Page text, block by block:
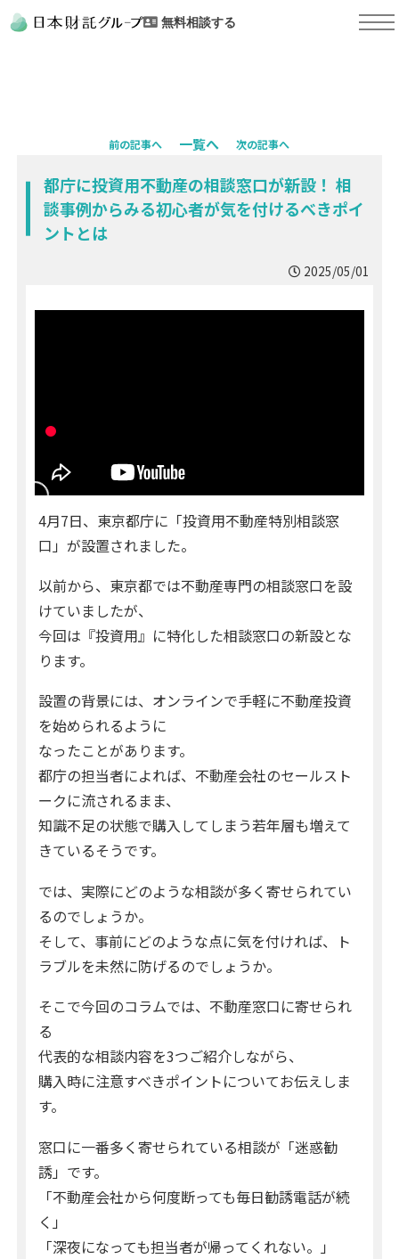
無料相談する
前の記事へ 一覧へ 次の記事へ
都庁に投資用不動産の相談窓口が新設！ 相
談事例からみる初心者が気を付けるべきポイ
ントとは
2025/05/01
4月7日、東京都庁に「投資用不動産特別相談窓
口」が設置されました。
以前から、東京都では不動産専門の相談窓口を設
けていましたが、
今回は『投資用』に特化した相談窓口の新設とな
ります。
設置の背景には、オンラインで手軽に不動産投資
を始められるように
なったことがあります。
都庁の担当者によれば、不動産会社のセールスト
ークに流されるまま、
知識不足の状態で購入してしまう若年層も増えて
きているそうです。
では、実際にどのような相談が多く寄せられてい
るのでしょうか。
そして、事前にどのような点に気を付ければ、ト
ラブルを未然に防げるのでしょうか。
そこで今回のコラムでは、不動産窓口に寄せられ
る
代表的な相談内容を3つご紹介しながら、
購入時に注意すべきポイントについてお伝えしま
す。
窓口に一番多く寄せられている相談が「迷惑勧
誘」です。
「不動産会社から何度断っても毎日勧誘電話が続
く」
「深夜になっても担当者が帰ってくれない。」